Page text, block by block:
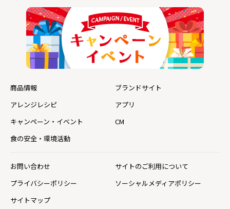
商品情報
ブランドサイト
アレンジレシピ
アプリ
キャンペーン・イベント
CM
食の安全・環境活動
お問い合わせ
サイトのご利用について
プライバシーポリシー
ソーシャルメディアポリシー
サイトマップ